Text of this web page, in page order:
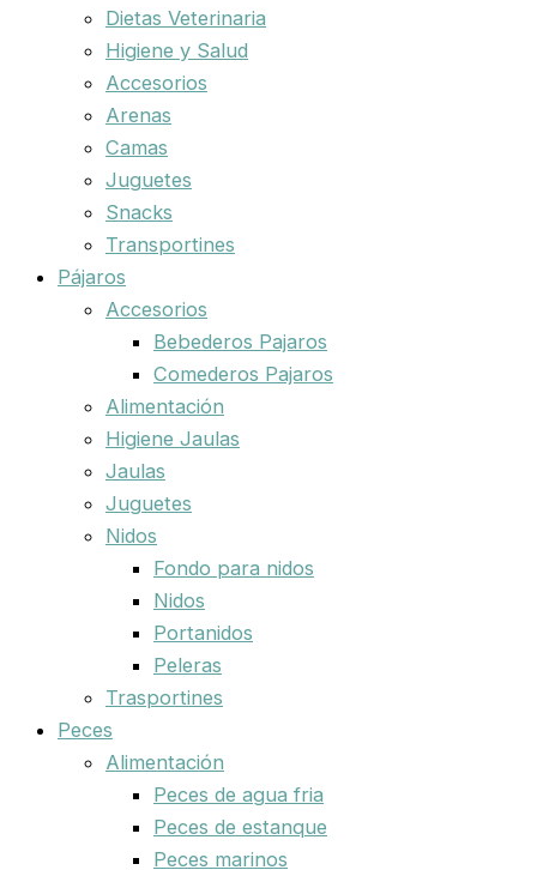
Dietas Veterinaria
Higiene y Salud
Accesorios
Arenas
Camas
Juguetes
Snacks
Transportines
Pájaros
Accesorios
Bebederos Pajaros
Comederos Pajaros
Alimentación
Higiene Jaulas
Jaulas
Juguetes
Nidos
Fondo para nidos
Nidos
Portanidos
Peleras
Trasportines
Peces
Alimentación
Peces de agua fria
Peces de estanque
Peces marinos